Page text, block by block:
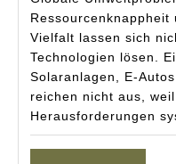
Vielfalt lassen sich
Technologien lösen.
Solaranlagen, E-
reichen nicht aus,
Herausforderungen